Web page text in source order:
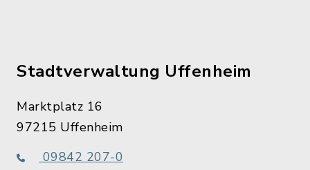
Stadtverwaltung Uffenheim
Marktplatz 16
97215 Uffenheim
09842 207-0